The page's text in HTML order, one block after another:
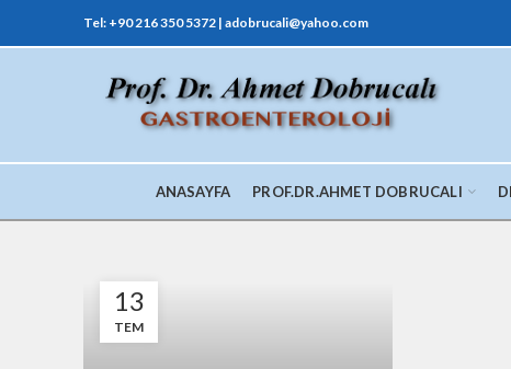
Tel: +90 216 350 5372 | adobrucali@yahoo.com
ANASAYFA PROF.DR.AHMET DOBRUCALI
13
TEM